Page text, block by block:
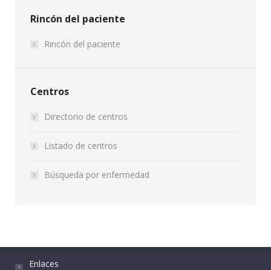
Rincón del paciente
Rincón del paciente
Centros
Directorio de centros
Listado de centros
Búsqueda por enfermedad
Enlaces